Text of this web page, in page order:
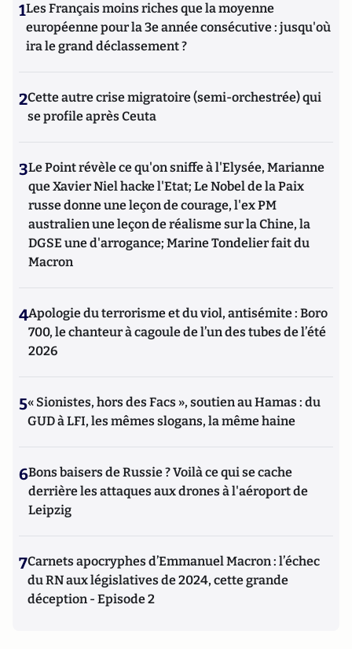
1Les Français moins riches que la moyenne
européenne pour la 3e année consécutive : jusqu'où
ira le grand déclassement ?
2Cette autre crise migratoire (semi-orchestrée) qui
se profile après Ceuta
3Le Point révèle ce qu'on sniffe à l'Elysée, Marianne
que Xavier Niel hacke l'Etat; Le Nobel de la Paix
russe donne une leçon de courage, l'ex PM
australien une leçon de réalisme sur la Chine, la
DGSE une d'arrogance; Marine Tondelier fait du
Macron
4Apologie du terrorisme et du viol, antisémite : Boro
700, le chanteur à cagoule de l’un des tubes de l’été
2026
5« Sionistes, hors des Facs », soutien au Hamas : du
GUD à LFI, les mêmes slogans, la même haine
6Bons baisers de Russie ? Voilà ce qui se cache
derrière les attaques aux drones à l'aéroport de
Leipzig
7Carnets apocryphes d’Emmanuel Macron : l’échec
du RN aux législatives de 2024, cette grande
déception - Episode 2